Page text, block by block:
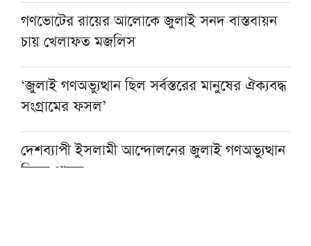
গণভোটের রায়ের আলোকে জুলাই সনদ বাস্তবায়ন
চায় খেলাফত মজলিস
‘জুলাই গণঅভ্যুত্থান ছিল সর্বস্তরের মানুষের ঐক্যবদ্ধ
সংগ্রামের ফসল’
দেশব্যাপী ইসলামী আন্দোলনের জুলাই গণঅভ্যুত্থান
দিবস পালন